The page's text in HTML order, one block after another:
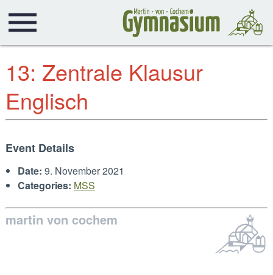
13: Zentrale Klausur
Englisch
Event Details
Date: 9. November 2021
Categories: MSS
martin von cochem